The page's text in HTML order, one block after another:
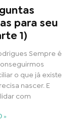
para seu
1)
Sempre é
o que já existe
nascer. E
com
»